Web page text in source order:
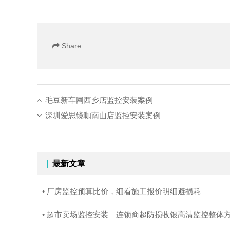
Share
毛豆新车网西乡店监控安装案例
深圳爱思镜咖南山店监控安装案例
最新文章
• 厂房监控预算比价，细看施工报价明细避损耗
• 超市卖场监控安装｜连锁商超防损收银高清监控整体